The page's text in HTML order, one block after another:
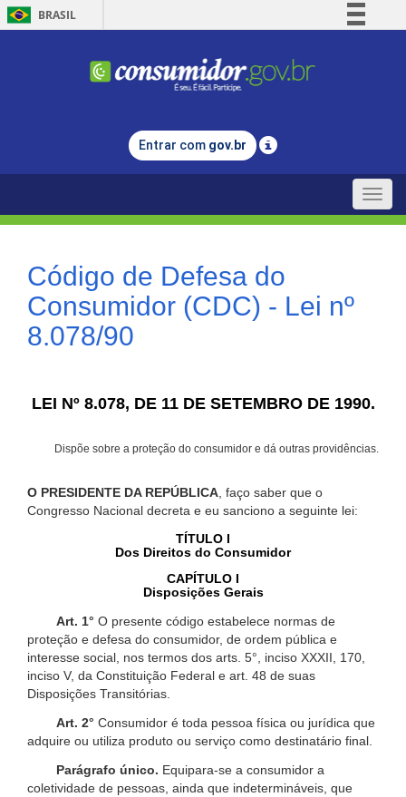
BRASIL
Comunica BR
Legislação
Entrar com gov.br
Toggle
Código de Defesa do
Consumidor (CDC) - Lei nº
8.078/90
LEI Nº 8.078, DE 11 DE SETEMBRO DE 1990.
Dispõe sobre a proteção do consumidor e dá outras providências.
O PRESIDENTE DA REPÚBLICA , faço saber que o
Congresso Nacional decreta e eu sanciono a seguinte lei:
TÍTULO I
Dos Direitos do Consumidor
CAPÍTULO I
Disposições Gerais
Art. 1° O presente código estabelece normas de
proteção e defesa do consumidor, de ordem pública e
interesse social, nos termos dos arts. 5°, inciso XXXII, 170,
inciso V, da Constituição Federal e art. 48 de suas
Disposições Transitórias.
Art. 2° Consumidor é toda pessoa física ou jurídica que
adquire ou utiliza produto ou serviço como destinatário final.
Parágrafo único. Equipara-se a consumidor a
coletividade de pessoas, ainda que indetermináveis, que